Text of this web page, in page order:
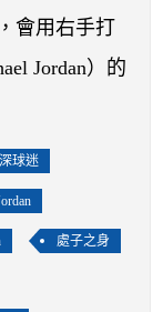
會用右手打
Jordan）的
球迷
處子之身